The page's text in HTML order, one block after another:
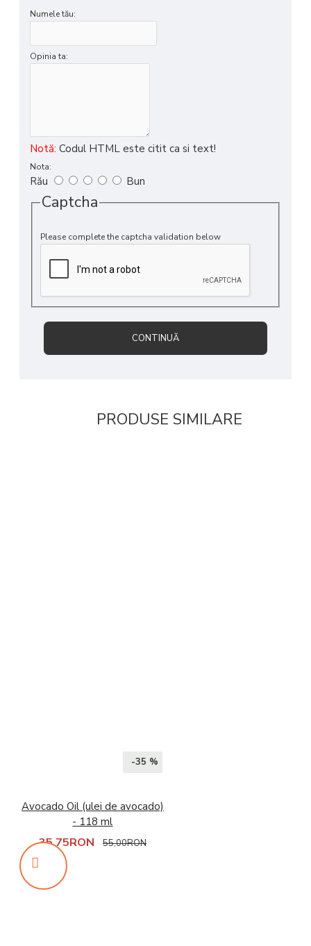
Numele tău:
Opinia ta:
Notă: Codul HTML este citit ca si text!
Nota:
Rău Bun
Captcha
Please complete the captcha validation below
CONTINUĂ
PRODUSE SIMILARE
-35 %
Avocado Oil (ulei de avocado)
- 118 ml
35,75RON 55,00RON